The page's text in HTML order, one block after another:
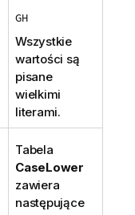
GH
Wszystkie
wartości są
pisane
wielkimi
literami.
Tabela
CaseLower
zawiera
następujące